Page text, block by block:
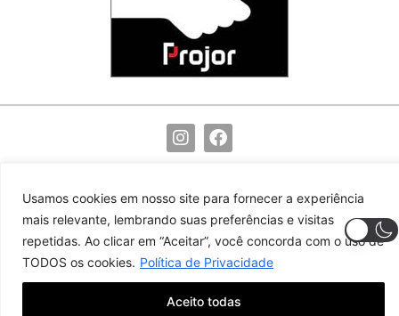
Usamos cookies em nosso site para fornecer a experiência
mais relevante, lembrando suas preferências e visitas
repetidas. Ao clicar em “Aceitar”, você concorda com o uso de
TODOS os cookies. Política de Privacidade
Aceito todas
© 2024 Notícias do Centro. Todos os direitos reservados